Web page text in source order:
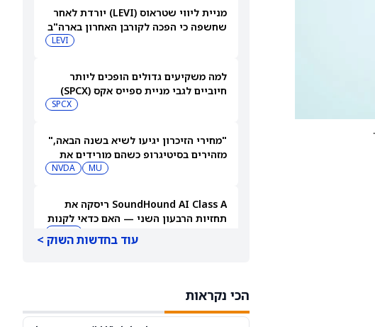
מניית ליווי שטראוס (LEVI) יורדת לאחר
שחשפה כי הפכה לקורבן האחרון בארה"ב
LEVI
למה משקיעים גדולים הופכים ליותר
חיוביים לגבי מניית ספייס אקס (SPCX)
SPCX
"מחירי הזיכרון יגיעו לשיא בשנה הבאה,"
מזהירים בסיטיגרופ כשהם מורידים את
מחיר היעד של מניית מיקרון טכנולוג'י
MU
NVDA
SoundHound AI Class A ריסקה את
תחזיות הרבעון השני — האם כדאי לקנות
עוד בחדשות השוק >
הכי נקראות